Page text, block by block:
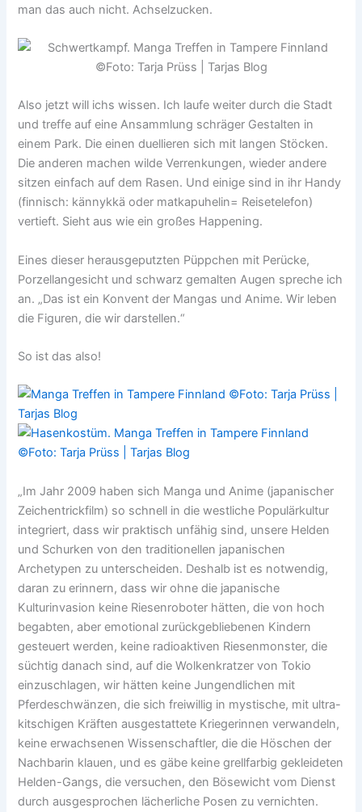
man das auch nicht. Achselzucken.
Also jetzt will ichs wissen. Ich laufe weiter durch die Stadt
und treffe auf eine Ansammlung schräger Gestalten in
einem Park. Die einen duellieren sich mit langen Stöcken.
Die anderen machen wilde Verrenkungen, wieder andere
sitzen einfach auf dem Rasen. Und einige sind in ihr Handy
(finnisch: kännykkä oder matkapuhelin= Reisetelefon)
vertieft. Sieht aus wie ein großes Happening.
Eines dieser herausgeputzten Püppchen mit Perücke,
Porzellangesicht und schwarz gemalten Augen spreche ich
an. „Das ist ein Konvent der Mangas und Anime. Wir leben
die Figuren, die wir darstellen.“
So ist das also!
„Im Jahr 2009 haben sich Manga und Anime (japanischer
Zeichentrickfilm) so schnell in die westliche Populärkultur
integriert, dass wir praktisch unfähig sind, unsere Helden
und Schurken von den traditionellen japanischen
Archetypen zu unterscheiden. Deshalb ist es notwendig,
daran zu erinnern, dass wir ohne die japanische
Kulturinvasion keine Riesenroboter hätten, die von hoch
begabten, aber emotional zurückgebliebenen Kindern
gesteuert werden, keine radioaktiven Riesenmonster, die
süchtig danach sind, auf die Wolkenkratzer von Tokio
einzuschlagen, wir hätten keine Jungendlichen mit
Pferdeschwänzen, die sich freiwillig in mystische, mit ultra-
kitschigen Kräften ausgestattete Kriegerinnen verwandeln,
keine erwachsenen Wissenschaftler, die die Höschen der
Nachbarin klauen, und es gäbe keine grellfarbig gekleideten
Helden-Gangs, die versuchen, den Bösewicht vom Dienst
durch ausgesprochen lächerliche Posen zu vernichten.